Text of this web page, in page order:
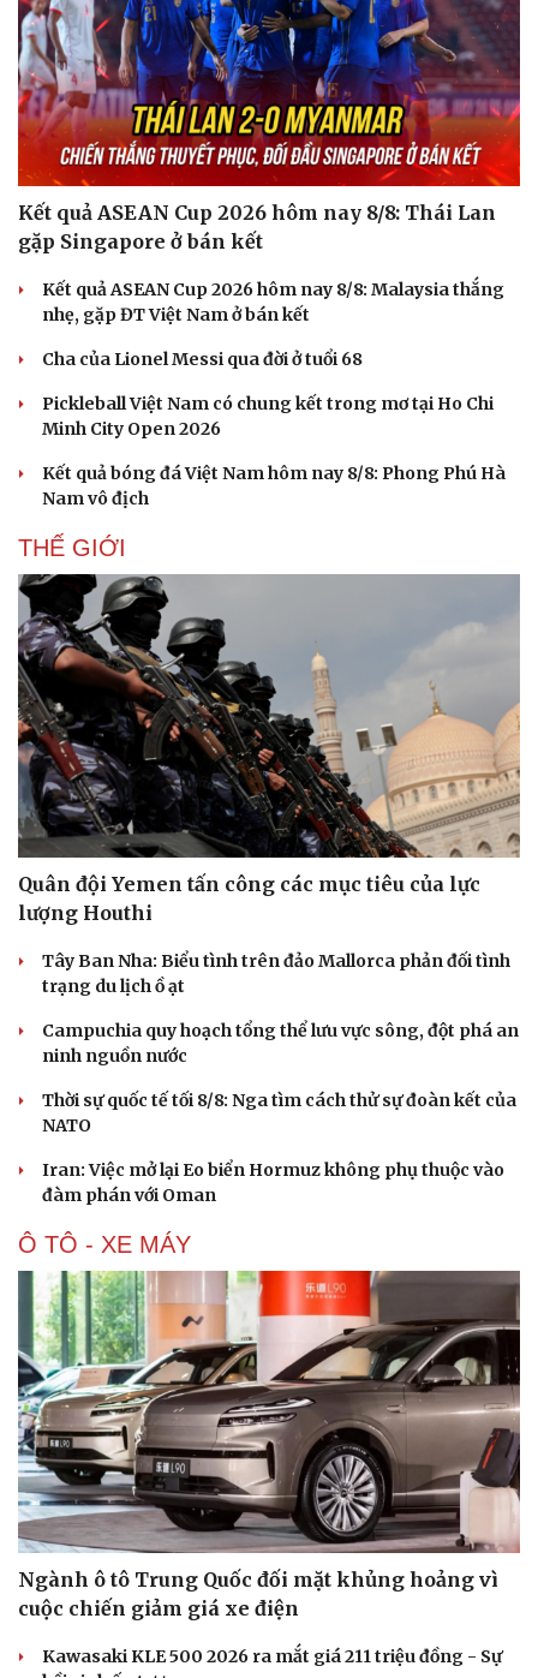
Cải chính
Kết quả ASEAN Cup 2026 hôm nay 8/8: Thái Lan
gặp Singapore ở bán kết
Kết quả ASEAN Cup 2026 hôm nay 8/8: Malaysia thắng
nhẹ, gặp ĐT Việt Nam ở bán kết
Cha của Lionel Messi qua đời ở tuổi 68
Pickleball Việt Nam có chung kết trong mơ tại Ho Chi
Minh City Open 2026
Kết quả bóng đá Việt Nam hôm nay 8/8: Phong Phú Hà
Nam vô địch
THẾ GIỚI
Quân đội Yemen tấn công các mục tiêu của lực
lượng Houthi
Tây Ban Nha: Biểu tình trên đảo Mallorca phản đối tình
trạng du lịch ồ ạt
Campuchia quy hoạch tổng thể lưu vực sông, đột phá an
ninh nguồn nước
Thời sự quốc tế tối 8/8: Nga tìm cách thử sự đoàn kết của
NATO
Iran: Việc mở lại Eo biển Hormuz không phụ thuộc vào
đàm phán với Oman
Ô TÔ - XE MÁY
Ngành ô tô Trung Quốc đối mặt khủng hoảng vì
cuộc chiến giảm giá xe điện
Kawasaki KLE 500 2026 ra mắt giá 211 triệu đồng - Sự